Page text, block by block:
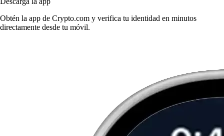
Obtén la app de Crypto.com y verifica tu identidad en minutos
directamente desde tu móvil.